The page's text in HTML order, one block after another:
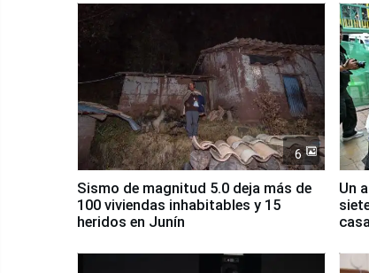
6
Sismo de magnitud 5.0 deja más de
100 viviendas inhabitables y 15
heridos en Junín
Un